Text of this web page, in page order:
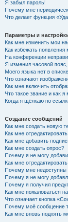
Я забыл пароль!
Почему мне
Что делает функция
Параметры и
Как мне изменить мои
Как избежать
На конференции
Я изменил часовой
Моего языка нет в
Что означают
Как мне включить
Что такое звание и как я
Когда я щёлкаю по
Создание сообщений
Как мне создать новую
Как мне
Как мне добавить
Как мне создать опрос?
Почему я не могу
Как мне
Почему мне
Почему я не могу
Почему я получил
Как мне пожаловаться
Что означает кнопка
Почему моё сообщение
Как мне вновь поднять